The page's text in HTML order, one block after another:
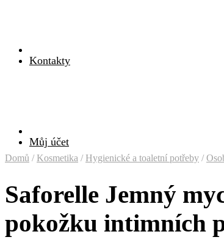
Kontakty
Můj účet
Domů / Kosmetika / Hygienické a toaletní potřeby /
Saforelle Jemný
pokožku intimních